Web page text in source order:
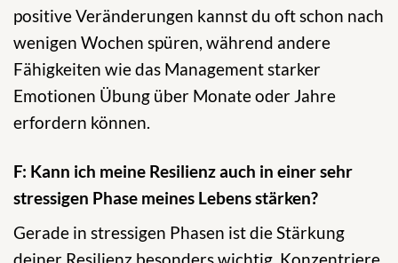
positive Veränderungen kannst du oft schon nach
wenigen Wochen spüren, während andere
Fähigkeiten wie das Management starker
Emotionen Übung über Monate oder Jahre
erfordern können.
F: Kann ich meine Resilienz auch in einer sehr
stressigen Phase meines Lebens stärken?
Gerade in stressigen Phasen ist die Stärkung